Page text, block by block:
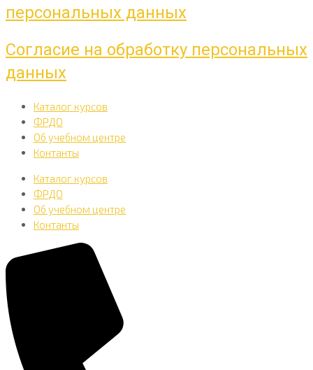
персональных данных
Согласие на обработку персональных
данных
Каталог курсов
ФРДО
Об учебном центре
Контанты
Каталог курсов
ФРДО
Об учебном центре
Контанты